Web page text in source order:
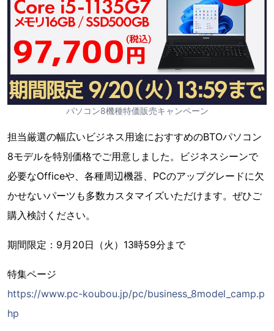
パソコン8機種特価販売キャンペーン
担当厳選の幅広いビジネス用途におすすめのBTOパソコン
8モデルを特別価格でご用意しました。ビジネスシーンで
必要なOfficeや、各種周辺機器、PCのアップグレードに欠
かせないパーツも多数カスタマイズいただけます。ぜひご
購入検討ください。
期間限定：9月20日（火）13時59分まで
特集ページ
https://www.pc-koubou.jp/pc/business_8model_camp.p
hp